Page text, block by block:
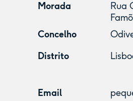
Morada
Rua
Concelho
Distrito
Email